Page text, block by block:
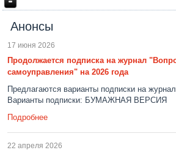
Анонсы
17 июня 2026
Продолжается подписка на журнал
самоуправления" на 2026 года
Предлагаются варианты подписки на журнал
Варианты подписки: БУМАЖНАЯ ВЕРСИЯ
Подробнее
22 апреля 2026